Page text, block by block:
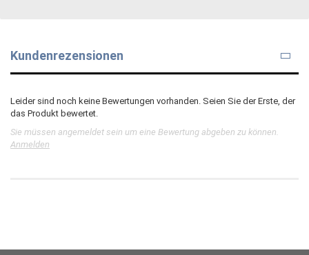
Kundenrezensionen
Leider sind noch keine Bewertungen vorhanden. Seien Sie der Erste, der
das Produkt bewertet.
Sie müssen angemeldet sein um eine Bewertung abgeben zu können.
Anmelden